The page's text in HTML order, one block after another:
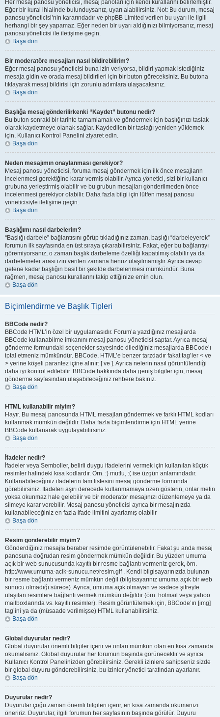
Her mesaj panosu yöneticisi, mesaj panoları için kendi kurallarını belirlemiştir.
Eğer bir kural ihlalinde bulunduysanız, uyarı alabilirsiniz. Not: Bu durum, mesaj
panosu yöneticisi’nin kararındadır ve phpBB Limited verilen bu uyarı ile ilgili
herhangi bir şey yapamaz. Eğer neden bir uyarı aldığınızı bilmiyorsanız, mesaj
panosu yöneticisi ile iletişime geçin.
Başa dön
Bir moderatöre mesajları nasıl bildirebilirim?
Eğer mesaj panosu yöneticisi buna izin veriyorsa, bildiri yapmak istediğiniz
mesaja gidin ve orada mesaj bildirileri için bir buton göreceksiniz. Bu butona
tıklayarak mesaj bildirisi için zorunlu adımlara ulaşacaksınız.
Başa dön
Başlığa mesaj gönderilirkenki “Kaydet” butonu nedir?
Bu buton sonraki bir tarihte tamamlamak ve göndermek için başlığınızı taslak
olarak kaydetmeye olanak sağlar. Kaydedilen bir taslağı yeniden yüklemek
için, Kullanıcı Kontrol Panelini ziyaret edin.
Başa dön
Neden mesajımın onaylanması gerekiyor?
Mesaj panosu yöneticisi, foruma mesaj göndermek için ilk önce mesajların
incelenmesi gerektiğine karar vermiş olabilir. Ayrıca yönetici, sizi bir kullanıcı
grubuna yerleştirmiş olabilir ve bu grubun mesajları gönderilmeden önce
incelenmesi gerekiyor olabilir. Daha fazla bilgi için lütfen mesaj panosu
yöneticisiyle iletişime geçin.
Başa dön
Başlığımı nasıl darbelerim?
“Başlığı darbele” bağlantısını görüp tıkladığınız zaman, başlığı “darbeleyerek”
forumun ilk sayfasında en üst sıraya çıkarabilirsiniz. Fakat, eğer bu bağlantıyı
göremiyorsanız, o zaman başlık darbeleme özelliği kapatılmış olabilir ya da
darbelemeler arası izin verilen zamana henüz ulaşılmamıştır. Ayrıca cevap
gelene kadar başlığın basit bir şekilde darbelenmesi mümkündür. Buna
rağmen, mesaj panosu kurallarını takip ettiğinize emin olun.
Başa dön
Biçimlendirme ve Başlık Tipleri
BBCode nedir?
BBCode HTML’in özel bir uygulamasıdır. Forum’a yazdığınız mesajlarda
BBCode kullanabilme imkanını mesaj panosu yöneticisi saptar. Ayrıca mesaj
gönderme formundaki seçenekler sayesinde dilediğiniz mesajlarda BBCode’ı
iptal etmeniz mümkündür. BBCode, HTML’e benzer tarzdadır fakat tag’ler < ve
> yerine köşeli parantez içine alınır: [ ve ]. Ayrıca nelerin nasıl görüntülendiği
daha iyi kontrol edilebilir. BBCode hakkında daha geniş bilgiler için, mesaj
gönderme sayfasından ulaşabileceğiniz rehbere bakınız.
Başa dön
HTML kullanabilir miyim?
Hayır. Bu mesaj panosunda HTML mesajları göndermek ve farklı HTML kodları
kullanmak mümkün değildir. Daha fazla biçimlendirme için HTML yerine
BBCode kullanarak uygulayabilirsiniz.
Başa dön
İfadeler nedir?
İfadeler veya Semboller, belirli duygu ifadelerini vermek için kullanılan küçük
resimler halindeki kısa kodlardır. Örn. :) mutlu, :( ise üzgün anlamındadır.
Kullanabileceğiniz ifadelerin tam listesini mesaj gönderme formunda
görebilirsiniz. İfadeleri aşırı derecede kullanmamaya özen gösterin, onlar metin
yoksa okunmaz hale gelebilir ve bir moderatör mesajınızı düzenlemeye ya da
silmeye karar verebilir. Mesaj panosu yöneticisi ayrıca bir mesajınızda
kullanabileceğiniz en fazla ifade limitini ayarlamış olabilir
Başa dön
Resim gönderebilir miyim?
Gönderdiğiniz mesajla beraber resimde görüntülenebilir. Fakat şu anda mesaj
panosuna doğrudan resim göndermek mümkün değildir. Bu yüzden umuma
açık bir web sunucusunda kayıtlı bir resme bağlantı vermeniz gerek, örn.
http://www.umuma-acik-sunucu.net/resim.gif . Kendi bilgisayarınızda bulunan
bir resme bağlantı vermeniz mümkün değil (bilgisayarınız umuma açık bir web
sunucu olmadığı sürece). Ayrıca, umuma açık olmayan ve sadece şifreyle
ulaşılan resimlere bağlantı vermek mümkün değildir (örn. hotmail veya yahoo
mailboxlarında vs. kayıtlı resimler). Resim görüntülemek için, BBCode’ın [img]
tag’ini ya da (müsaade verilmişse) HTML kullanabilirsiniz.
Başa dön
Global duyurular nedir?
Global duyurular önemli bilgiler içerir ve onları mümkün olan en kısa zamanda
okumalısınız. Global duyurular her forumun başında görünecektir ve ayrıca
Kullanıcı Kontrol Panelinizden görebilirsiniz. Gerekli izinlere sahipseniz sizde
bir global duyuru gönderebilirsiniz, bu izinler yönetici tarafından ayarlanır.
Başa dön
Duyurular nedir?
Duyurular çoğu zaman önemli bilgileri içerir, en kısa zamanda okumanızı
öneririz. Duyurular, ilgili forumun her sayfasının başında görülür. Duyuru